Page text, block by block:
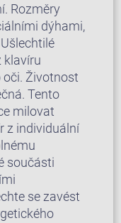
Rozměry
dýhami,
klavíru
oči. Životnost
Tento
milovat
z individuální
součásti
se zavést